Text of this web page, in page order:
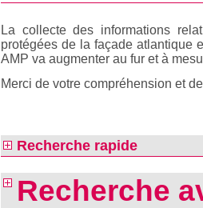
La collecte des informations
protégées de la façade atlantique
AMP va augmenter au fur et à
Merci de votre compréhension et
Recherche rapide
Recherche